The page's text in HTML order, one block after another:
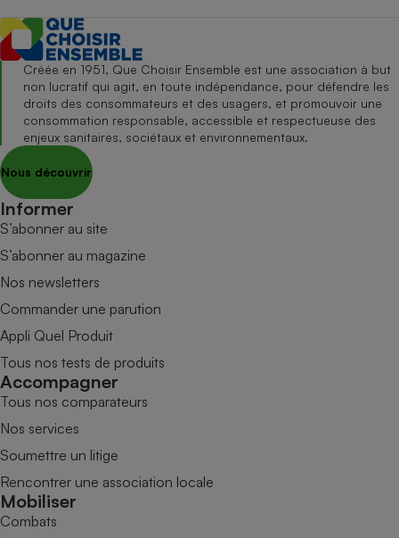
Créée en 1951, Que Choisir Ensemble est une association à but
non lucratif qui agit, en toute indépendance, pour défendre les
droits des consommateurs et des usagers, et promouvoir une
consommation responsable, accessible et respectueuse des
enjeux sanitaires, sociétaux et environnementaux.
Nous découvrir
Informer
S’abonner au site
S’abonner au magazine
Nos newsletters
Commander une parution
Appli Quel Produit
Tous nos tests de produits
Accompagner
Tous nos comparateurs
Nos services
Soumettre un litige
Rencontrer une association locale
Mobiliser
Combats